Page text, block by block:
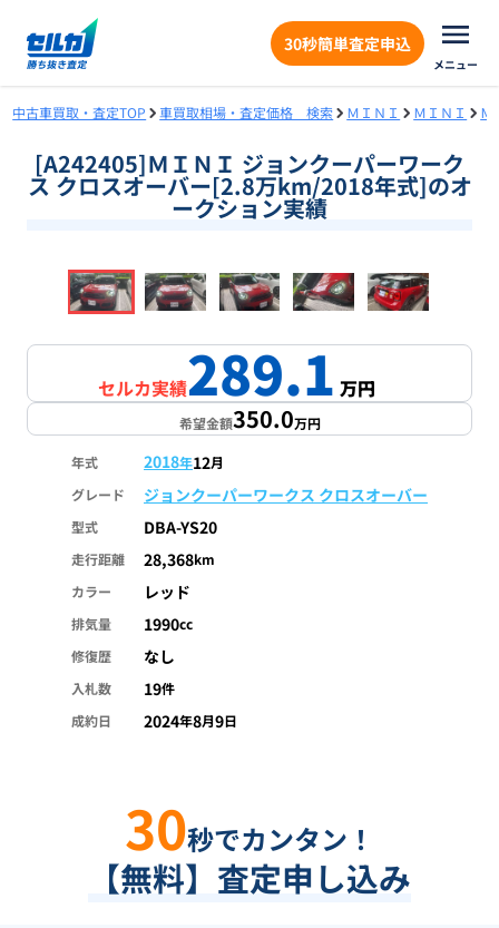
30秒簡単査定申込
メニュー
中古車買取・査定TOP 車買取相場・査定価格 検索 ＭＩＮＩ ＭＩＮＩ Ｍ
[A242405]ＭＩＮＩ ジョンクーパーワーク
ス クロスオーバー[2.8万km/2018年式]のオ
ークション実績
1/18
セルカ実績289.1万円
希望金額350.0万円
年式 2018年12月
グレード
ジョンクーパーワークス クロスオーバー
型式 DBA-YS20
走行距離 28,368km
カラー
レッド
排気量 1990cc
修復歴
なし
入札数 19件
成約日
2024年8月9日
30秒でカンタン！
【無料】査定申し込み